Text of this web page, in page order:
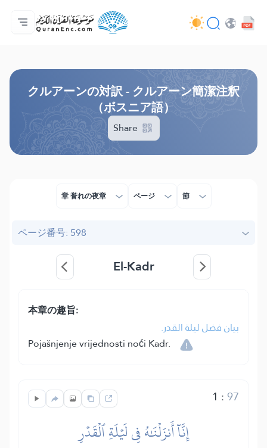
ホーム
対訳の目次
Audio
開発者向け提供サービス - API
事業内容
お問い合わせ
言語
クルアーンの対訳 - クルアーン簡潔注釈
（ボスニア語）
Share
章 誉れの夜章 ページ 節
ページ番号: 598
El-Kadr
本章の趣旨:
بيان فضل ليلة القدر.
Pojašnjenje vrijednosti noći Kadr.
1 :97
إِنَّآ أَنزَلۡنَٰهُ فِي لَيۡلَةِ ٱلۡقَدۡرِ